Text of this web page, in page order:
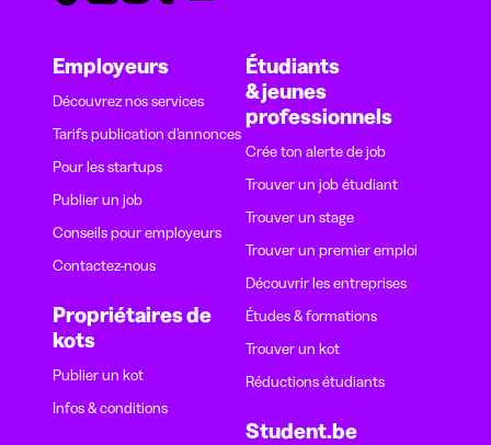
Employeurs
Découvrez nos services
Tarifs publication d’annonces
Pour les startups
Publier un job
Conseils pour employeurs
Contactez-nous
Propriétaires de
kots
Publier un kot
Infos & conditions
Étudiants
& jeunes
professionnels
Crée ton alerte de job
Trouver un job étudiant
Trouver un stage
Trouver un premier emploi
Découvrir les entreprises
Études & formations
Trouver un kot
Réductions étudiants
Student.be